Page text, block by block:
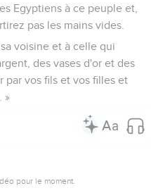
Egyptiens à ce peuple et,
pas les mains vides.
voisine et à celle qui
des vases d'or et des
par vos fils et vos filles et
»
pour le moment.